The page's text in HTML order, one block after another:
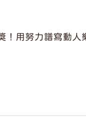
！用努力譜寫動人